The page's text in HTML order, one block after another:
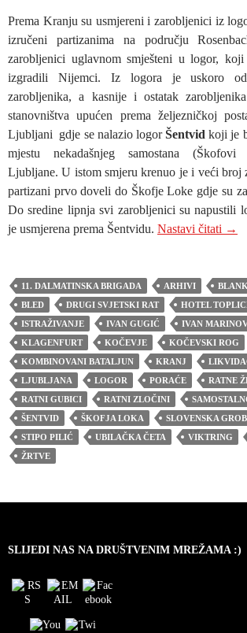
Prema Kranju su usmjereni i zarobljenici iz
izručeni partizanima na području
zarobljenici uglavnom smješteni u logor,
izgradili Nijemci. Iz logora je uskoro
zarobljenika, a kasnije i ostatak
stanovništva upućen prema željezničkoj
Ljubljani gdje se nalazio logorŠentvid koji je
mjestu nekadašnjeg samostana (Škofovi
Ljubljane. U istom smjeru krenuo je i veći broj
partizani prvo doveli do Škofje Loke gdje su
Do sredine lipnja svi zarobljenici su napustili
je usmjerena prema Šentvidu. Nastavi čitati →
11. DALMATINSKA BRIGADA ARHIVI
BLED
DRUGI SVJETSKI RAT
HOTEL
ISTRAŽIVANJE
IVAN GUGIĆ
IVAN
KLAGENFURT
KOČEVJE
KOČEVSKI ROG
KOMBINOVANI BATALJUN
KRANJ
LJUBLJANA
LOGOR PORAĆE
RATNE
RATNI GUBICI
RATNI ZLOČINI
ŠENTVID
ŠKOFJA LOKA
SLOVENSKA
STIPO PILIĆ
UBILAČKA ČETA VIKTRING
ŽRTVE
SLIJEDI NAS NA DRUŠTVENIM MREŽAMA :)